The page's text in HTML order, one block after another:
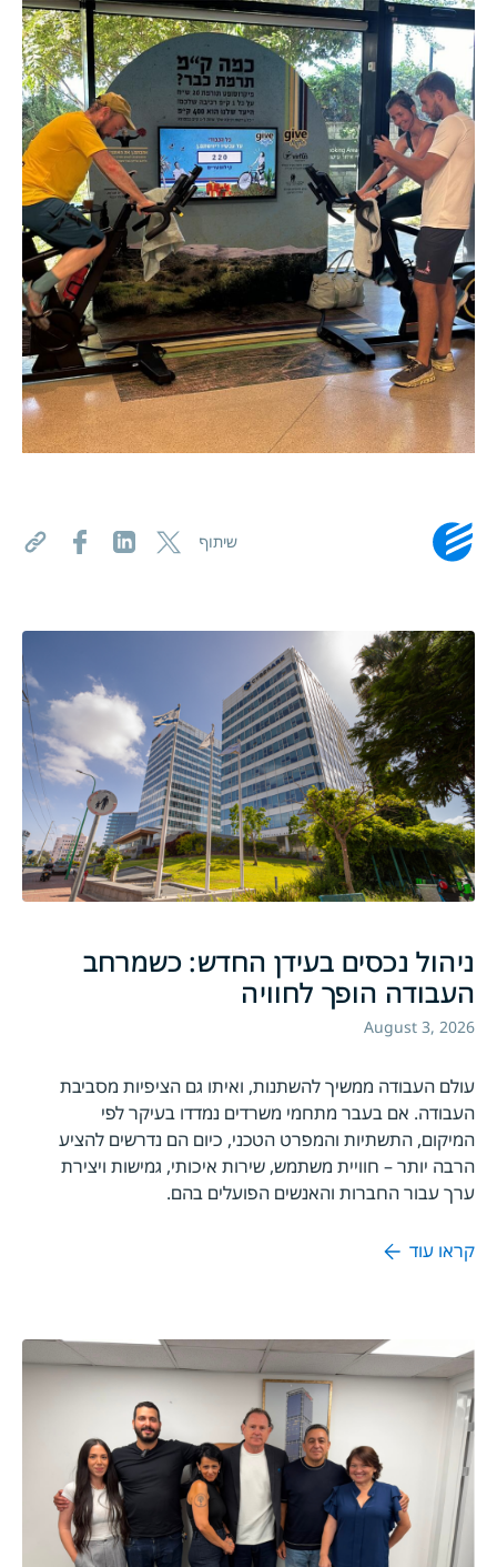
שיתוף
ניהול נכסים בעידן החדש: כשמרחב
העבודה הופך לחוויה
August 3, 2026
עולם העבודה ממשיך להשתנות, ואיתו גם הציפיות מסביבת
העבודה. אם בעבר מתחמי משרדים נמדדו בעיקר לפי
המיקום, התשתיות והמפרט הטכני, כיום הם נדרשים להציע
הרבה יותר – חוויית משתמש, שירות איכותי, גמישות ויצירת
ערך עבור החברות והאנשים הפועלים בהם.
קראו עוד